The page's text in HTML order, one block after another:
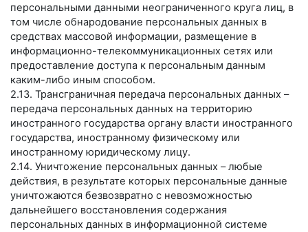
персональными данными неограниченного круга лиц, в
том числе обнародование персональных данных в
средствах массовой информации, размещение в
информационно-телекоммуникационных сетях или
предоставление доступа к персональным данным
каким-либо иным способом.
2.13. Трансграничная передача персональных данных –
передача персональных данных на территорию
иностранного государства органу власти иностранного
государства, иностранному физическому или
иностранному юридическому лицу.
2.14. Уничтожение персональных данных – любые
действия, в результате которых персональные данные
уничтожаются безвозвратно с невозможностью
дальнейшего восстановления содержания
персональных данных в информационной системе